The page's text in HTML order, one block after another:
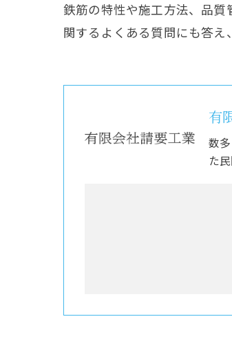
鉄筋の特性や施工方法、品
関するよくある質問にも答え
有
数
た